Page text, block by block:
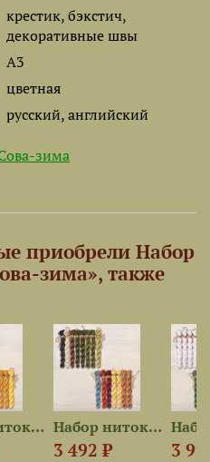
крестик, бэкстич,
декоративные швы
A3
цветная
русский, английский
зима
приобрели Набор
зима», также
Набор ниток OwlForest для... Набор ниток OwlForest для...
3 492 ₽ 3